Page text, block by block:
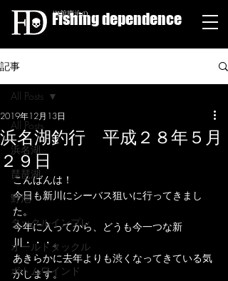
栁舘慶治の
Fishing dependence
記事
All Posts
浜名湖
琵琶湖
野池
タックルインプレ
オールドタックル
ボトムワインド
All Posts
浜名湖釣行 平成２８年５月
２９日
2019年12月13日
こんばんは！
今日も新川にシーバス狙いに行ってきまし
た。
今年に入ってから、どうも今一つな新
川・・・。
あきらかに去年よりも渋くなってきている気
がします。